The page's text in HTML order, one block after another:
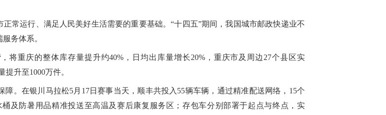
常运行、满足人民美好生活需要的重要基础。“十四五”期间，我国城市邮政快递业不
务体系。
将重庆的整体库存量提升约40%，日均出库量增长20%，重庆市及周边27个县区实
升至1000万件。
。在银川马拉松5月17日赛事当天，顺丰共投入55辆车辆，通过精准配送网络，15个
及防暑用品精准投送至高温及赛后康复服务区；存包车分别部署于起点与终点，实